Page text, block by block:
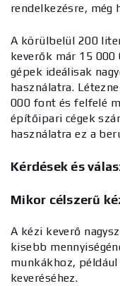
rendelkezésre, még
A körülbelül 200
keverők már 15
gépek ideálisak
használatra.
000 font és felfelé
építőipari cégek
használatra ez a
Kérdések és
Mikor célszerű
A kézi keverő
kisebb
munkákhoz,
keveréséhez.